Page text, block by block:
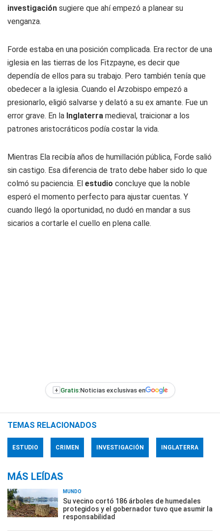
investigación sugiere que ahí empezó a planear su
venganza.
Forde estaba en una posición complicada. Era rector de una
iglesia en las tierras de los Fitzpayne, es decir que
dependía de ellos para su trabajo. Pero también tenía que
obedecer a la iglesia. Cuando el Arzobispo empezó a
presionarlo, eligió salvarse y delató a su ex amante. Fue un
error grave. En la Inglaterra medieval, traicionar a los
patrones aristocráticos podía costar la vida.
Mientras Ela recibía años de humillación pública, Forde salió
sin castigo. Esa diferencia de trato debe haber sido lo que
colmó su paciencia. El estudio concluye que la noble
esperó el momento perfecto para ajustar cuentas. Y
cuando llegó la oportunidad, no dudó en mandar a sus
sicarios a cortarle el cuello en plena calle.
+ Gratis:Noticias exclusivas en
TEMAS RELACIONADOS
ESTUDIO CRIMEN INVESTIGACIÓN INGLATERRA
MÁS LEÍDAS
MUNDO
Su vecino cortó 186 árboles de humedales
protegidos y el gobernador tuvo que asumir la
responsabilidad